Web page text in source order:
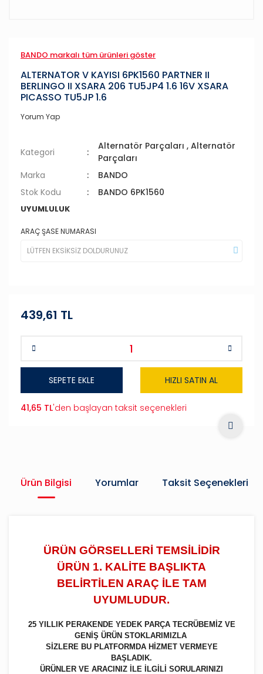
BANDO markalı tüm ürünleri göster
ALTERNATOR V KAYISI 6PK1560 PARTNER II
BERLINGO II XSARA 206 TU5JP4 1.6 16V XSARA
PICASSO TU5JP 1.6
Yorum Yap
Kategori
Alternatör Parçaları ,Alternatör
Parçaları
Marka
BANDO
Stok Kodu
BANDO 6PK1560
UYUMLULUK
ARAÇ ŞASE NUMARASI
439,61 TL
SEPETE EKLE HIZLI SATIN AL
41,65 TL'den başlayan taksit seçenekleri
Ürün Bilgisi Yorumlar Taksit Seçenekleri
ÜRÜN GÖRSELLERİ TEMSİLİDİR
ÜRÜN 1. KALİTE BAŞLIKTA
BELİRTİLEN ARAÇ İLE TAM
UYUMLUDUR.
25 YILLIK PERAKENDE YEDEK PARÇA TECRÜBEMİZ VE
GENİŞ ÜRÜN STOKLARIMIZLA
SİZLERE BU PLATFORMDA HİZMET VERMEYE
BAŞLADIK.
ÜRÜNLER VE ARACINIZ İLE İLGİLİ SORULARINIZI